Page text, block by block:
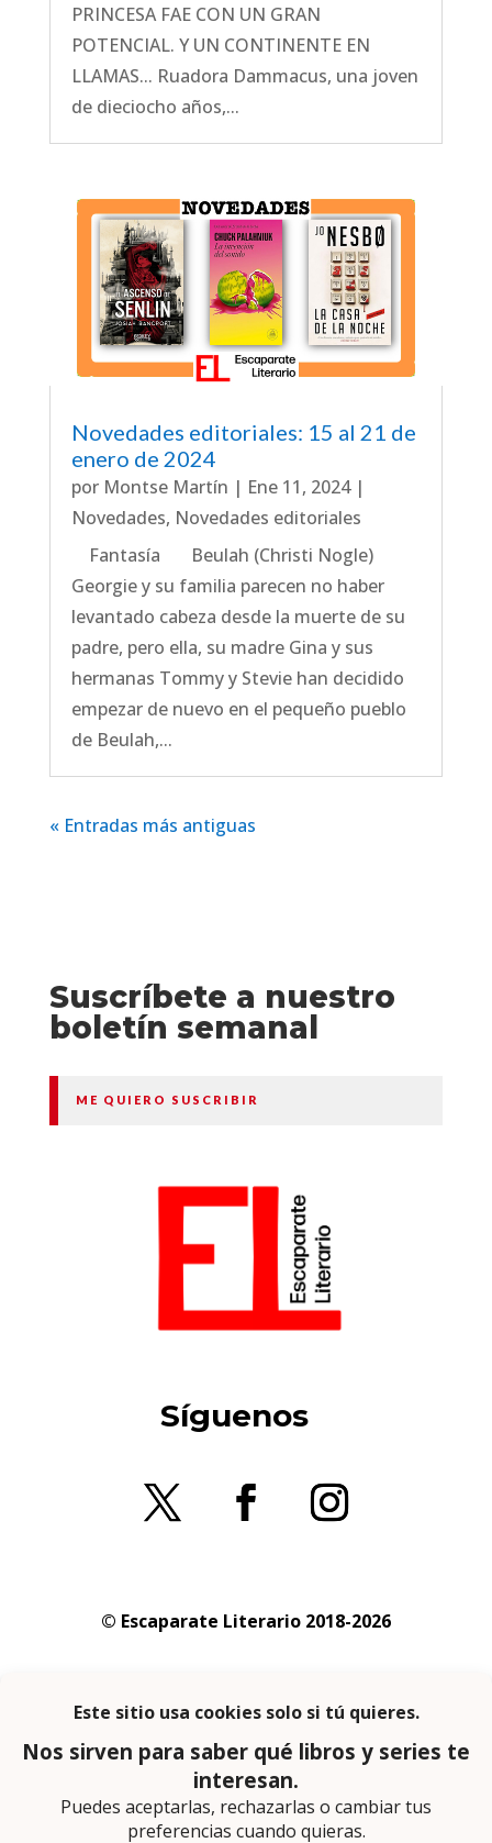
PRINCESA FAE CON UN GRAN
POTENCIAL. Y UN CONTINENTE EN
LLAMAS... Ruadora Dammacus, una joven
de dieciocho años,...
Novedades editoriales: 15 al 21 de
enero de 2024
por Montse Martín | Ene 11, 2024|
Novedades, Novedades editoriales
Fantasía Beulah (Christi Nogle)
Georgie y su familia parecen no haber
levantado cabeza desde la muerte de su
padre, pero ella, su madre Gina y sus
hermanas Tommy y Stevie han decidido
empezar de nuevo en el pequeño pueblo
de Beulah,...
« Entradas más antiguas
Suscríbete a nuestro
boletín semanal
ME QUIERO SUSCRIBIR
Síguenos
© Escaparate Literario 2018-2026
privacidad
En calidad de afiliado de Amazon obtengo
ingresos por las compras adscritas que